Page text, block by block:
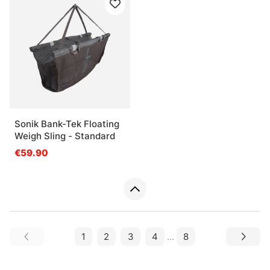
Sonik Bank-Tek Floating
Weigh Sling - Standard
€59.90
1 2 3 4 ... 8